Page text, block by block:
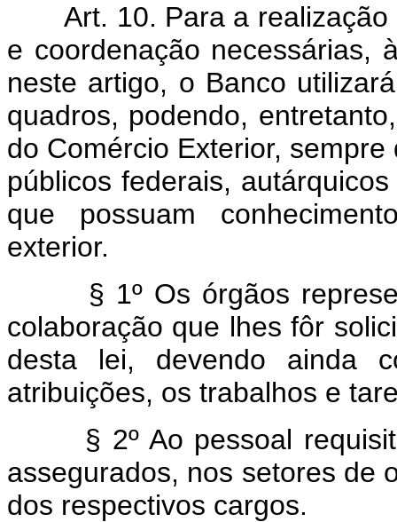
Art. 10. Para a
e coordenação necessárias,
neste artigo, o Banco
quadros, podendo,
do Comércio Exterior,
públicos federais,
que possuam
exterior.
§ 1º Os órgãos
colaboração que lhes fôr
desta lei, devendo ainda
atribuições, os trabalhos e
§ 2º Ao pessoal
assegurados, nos setores de
dos respectivos cargos.